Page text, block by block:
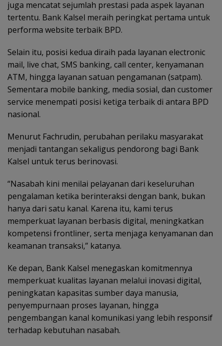
juga mencatat sejumlah prestasi pada aspek layanan
tertentu. Bank Kalsel meraih peringkat pertama untuk
performa website terbaik BPD.
Selain itu, posisi kedua diraih pada layanan electronic
mail, live chat, SMS banking, call center, kenyamanan
ATM, hingga layanan satuan pengamanan (satpam).
Sementara mobile banking, media sosial, dan customer
service menempati posisi ketiga terbaik di antara BPD
nasional.
Menurut Fachrudin, perubahan perilaku masyarakat
menjadi tantangan sekaligus pendorong bagi Bank
Kalsel untuk terus berinovasi.
“Nasabah kini menilai pelayanan dari keseluruhan
pengalaman ketika berinteraksi dengan bank, bukan
hanya dari satu kanal. Karena itu, kami terus
memperkuat layanan berbasis digital, meningkatkan
kompetensi frontliner, serta menjaga kenyamanan dan
keamanan transaksi,” katanya.
Ke depan, Bank Kalsel menegaskan komitmennya
memperkuat kualitas layanan melalui inovasi digital,
peningkatan kapasitas sumber daya manusia,
penyempurnaan proses layanan, hingga
pengembangan kanal komunikasi yang lebih responsif
terhadap kebutuhan nasabah.